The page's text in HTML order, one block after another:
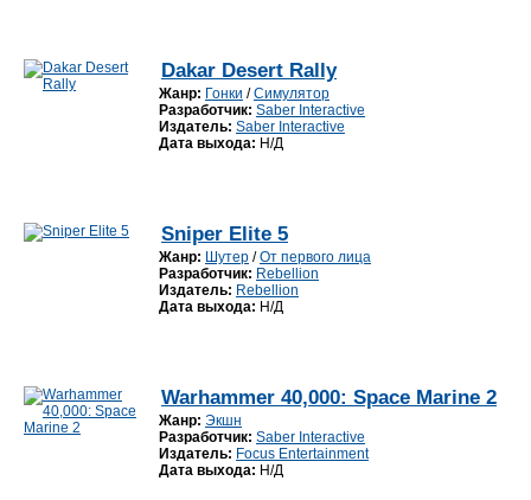
Dakar Desert Rally
Жанр: Гонки /Симулятор
Разработчик: Saber Interactive
Издатель: Saber Interactive
Дата выхода: Н/Д
Sniper Elite 5
Жанр: Шутер /От первого лица
Разработчик: Rebellion
Издатель: Rebellion
Дата выхода: Н/Д
Warhammer 40,000: Space Marine 2
Жанр: Экшн
Разработчик: Saber Interactive
Издатель: Focus Entertainment
Дата выхода: Н/Д